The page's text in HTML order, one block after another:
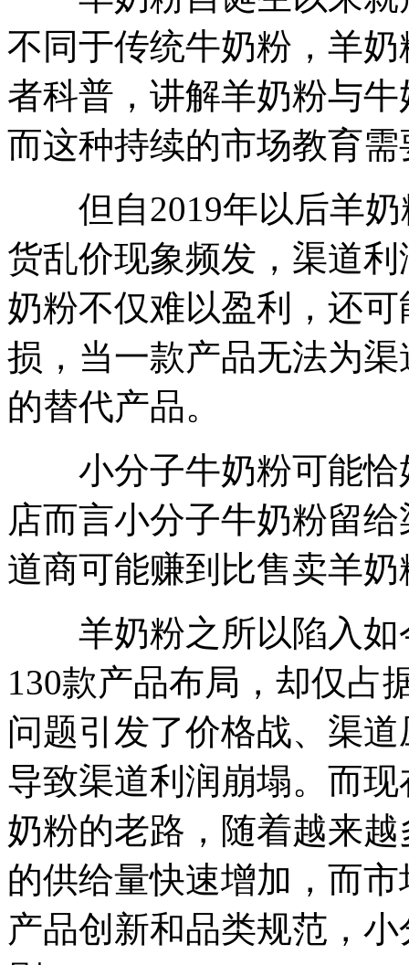
不同于传统牛奶粉，羊
者科普，讲解羊奶粉与
而这种持续的市场教育
但自2019年以后羊奶
货乱价现象频发，渠道
奶粉不仅难以盈利，还
损，当一款产品无法为
的替代产品。
小分子牛奶粉可能恰
店而言小分子牛奶粉留
道商可能赚到比售卖羊
羊奶粉之所以陷入如
130款产品布局，却仅占
问题引发了价格战、渠
导致渠道利润崩塌。而
奶粉的老路，随着越来
的供给量快速增加，而
产品创新和品类规范，